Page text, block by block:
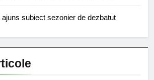
ajuns subiect sezonier de dezbatut